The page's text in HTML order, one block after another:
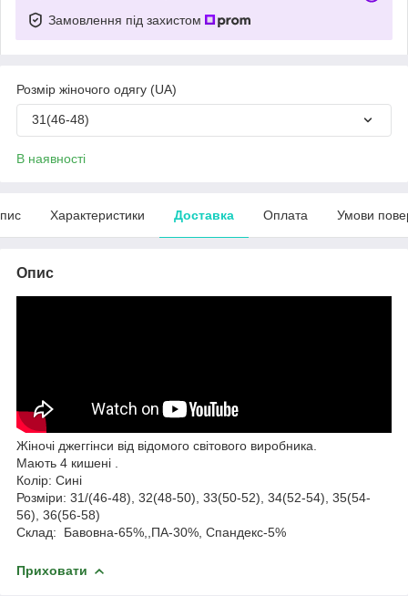
Замовлення під захистом
Розмір жіночого одягу (UA)
31(46-48)
В наявності
Характеристики Доставка Оплата Умови
Опис
Жіночі джеггінси від відомого світового виробника.
Мають 4 кишені .
Колір: Сині
Розміри: 31/(46-48), 32(48-50), 33(50-52), 34(52-54), 35(54-
56), 36(56-58)
Склад: Бавовна-65%,,ПА-30%, Спандекс-5%
Приховати